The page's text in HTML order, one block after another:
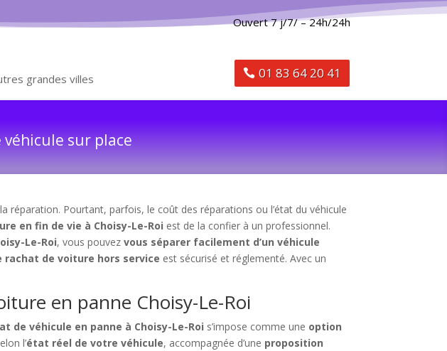
grandes villes
Ouvert 7 j/7/ – 24h/24h
01 83 64 20 41
véhicule sur place
réparation. Pourtant, parfois, le coût des réparations ou l’état du véhicule
en fin de vie à Choisy-Le-Roi est de la confier à un professionnel.
Le-Roi, vous pouvezvous séparer facilement d’un véhicule
rachat de voiture hors service est sécurisé et réglementé. Avec un
en panne Choisy-Le-Roi
de véhicule en panne à Choisy-Le-Roi s’impose comme une option
l’état réel de votre véhicule, accompagnée d’une proposition